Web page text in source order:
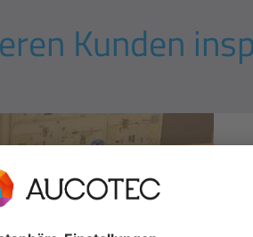
Kunden